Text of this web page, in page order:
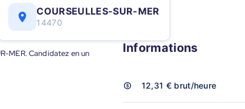
COURSEULLES-SUR-MER
14470
MER. Candidatez en un
Informations
12,31 € brut/heure